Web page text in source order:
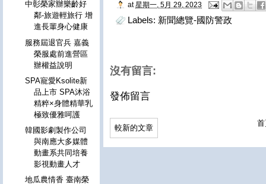
at 星期一, 5月 29, 2023
Labels: 新聞總覽-國防警政
沒有留言:
發佈留言
較新的文章
中彰榮家辦樂齡好
鄰-旅遊輕旅行 增
進長輩身心健康
服務屆退官兵 嘉義
榮服處前進營區
辦權益說明
SPA寵愛Ksolite新
品上市 SPA沐浴
精粹×身體精華乳
極致優雅呵護
韓國影劇製作公司
與南應大多媒體
動畫系共同培養
影視動畫人才
地瓜農情香 臺南榮